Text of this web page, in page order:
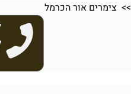
>> צימרים אור הכרמל